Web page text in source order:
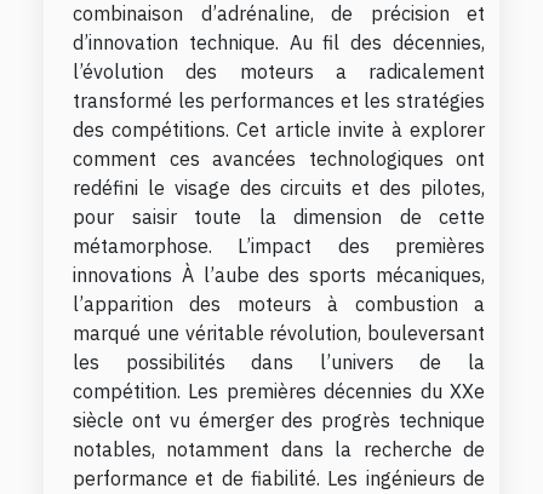
combinaison d’adrénaline, de précision et
d’innovation technique. Au fil des décennies,
l’évolution des moteurs a radicalement
transformé les performances et les stratégies
des compétitions. Cet article invite à explorer
comment ces avancées technologiques ont
redéfini le visage des circuits et des pilotes,
pour saisir toute la dimension de cette
métamorphose. L’impact des premières
innovations À l’aube des sports mécaniques,
l’apparition des moteurs à combustion a
marqué une véritable révolution, bouleversant
les possibilités dans l’univers de la
compétition. Les premières décennies du XXe
siècle ont vu émerger des progrès technique
notables, notamment dans la recherche de
performance et de fiabilité. Les ingénieurs de